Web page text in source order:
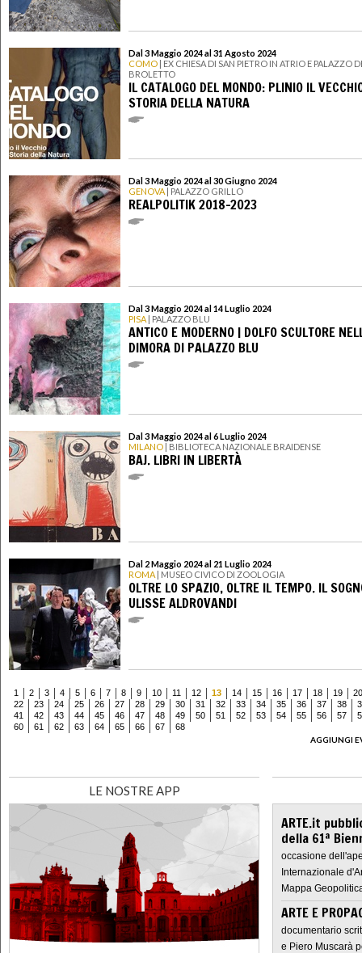
Dal 3 Maggio 2024 al 31 Agosto 2024
COMO | EX CHIESA DI SAN PIETRO IN ATRIO E PALAZZO
BROLETTO
IL CATALOGO DEL MONDO: PLINIO IL
STORIA DELLA NATURA
Dal 3 Maggio 2024 al 30 Giugno 2024
GENOVA | PALAZZO GRILLO
REALPOLITIK 2018-2023
Dal 3 Maggio 2024 al 14 Luglio 2024
PISA | PALAZZO BLU
ANTICO E MODERNO | DOLFO SCULTORE
DIMORA DI PALAZZO BLU
Dal 3 Maggio 2024 al 6 Luglio 2024
MILANO | BIBLIOTECA NAZIONALE BRAIDENSE
BAJ. LIBRI IN LIBERTÀ
Dal 2 Maggio 2024 al 21 Luglio 2024
ROMA | MUSEO CIVICO DI ZOOLOGIA
OLTRE LO SPAZIO, OLTRE IL TEMPO. IL
ULISSE ALDROVANDI
1 2 3 4 5 6 7 8 9 10 11 12 13 14 15 16 17 18 19
20
22
23 24 25 26 27 28 29 30 31 32 33 34 35 36 37 38
41
42 43 44 45 46 47 48 49 50 51 52 53 54 55 56 57
60
61 62 63 64 65 66 67
68
AGGIUNGI
LE NOSTRE APP
ARTE.it
della 61ª
occasione
Internazionale
Mappa
ARTE E
documentario
e Piero Muscarà